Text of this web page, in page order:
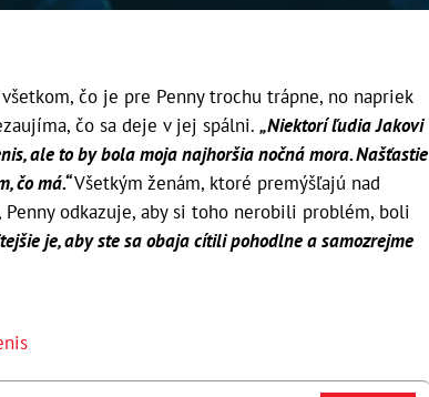
čo je pre Penny trochu trápne, no napriek
čo sa deje v jej spálni. „Niektorí ľudia Jakovi
ale to by bola moja najhoršia nočná mora. Našťastie
čo má.“Všetkým ženám, ktoré premýšľajú nad
odkazuje, aby si toho nerobili problém, boli
je, aby ste sa obaja cítili pohodlne a samozrejme